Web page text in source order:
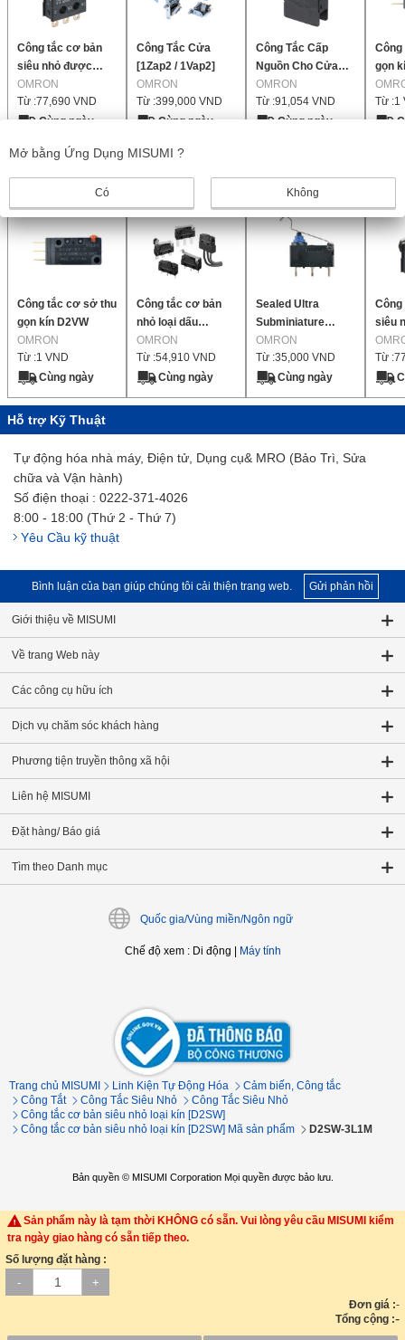
Công tắc cơ bản
siêu nhỏ được
niêm phong
[D2JW]
OMRON
Từ :77,690 VND
Cùng ngày
Công Tắc Cửa
[1Zap2 / 1Vap2]
OMRON
Từ :399,000 VND
Cùng ngày
Công Tắc Cấp
Nguồn Cho Cửa
[D2D]
OMRON
Từ :91,054 VND
Cùng ngày
gọn
Từ :1
Sản phẩm bổ sung
Công tắc cơ sở thu
gọn kín D2VW
OMRON
Từ :1 VND
Cùng ngày
Công tắc cơ bản
nhỏ loại dấu
[D2SW-P]
OMRON
Từ :54,910 VND
Cùng ngày
Sealed Ultra
Subminiature
Basic Switch
[D2HW]
OMRON
Từ :35,000 VND
Cùng ngày
siêu
niêm
Từ :
Hỗ trợ Kỹ Thuật
Tự động hóa nhà máy, Điện tử, Dụng cụ& MRO (Bảo Trì, Sửa
chữa và Vận hành)
Số điện thoại : 0222-371-4026
8:00 - 18:00 (Thứ 2 - Thứ 7)
Yêu Cầu kỹ thuật
Bình luận của bạn giúp chúng tôi cải thiện trang web. Gửi phản hồi
Giới thiệu về MISUMI
Về trang Web này
Các công cụ hữu ích
Dịch vụ chăm sóc khách hàng
Phương tiện truyền thông xã hội
Liên hệ MISUMI
Đặt hàng/ Báo giá
Tìm theo Danh mục
Quốc gia/Vùng miền/Ngôn ngữ
Chế độ xem: Di động Máy tính
Trang chủ MISUMI Linh Kiện Tự Động Hóa
Cảm biến, Công tắc
Công Tắt
Công Tắc Siêu Nhỏ
Công Tắc Siêu Nhỏ
Công tắc cơ bản siêu nhỏ loại kín [D2SW]
Công tắc cơ bản siêu nhỏ loại kín [D2SW] Mã sản phẩm
D2SW-3L1M
Bản quyền © MISUMI Corporation Mọi quyền được bảo lưu.
Sản phẩm này là tạm thời KHÔNG có sẵn. Vui lòng yêu cầu MISUMI kiểm
tra ngày giao hàng có sẵn tiếp theo.
Số lượng đặt hàng :
- +
Đơn giá :-
Tổng cộng :-
Mở bằng Ứng Dụng MISUMI ?
Có Không